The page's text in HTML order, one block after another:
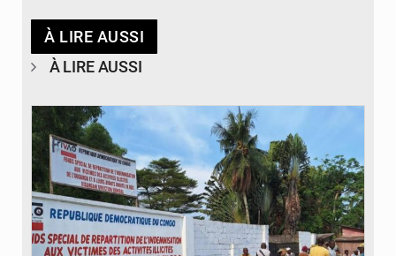
À LIRE AUSSI
À LIRE AUSSI